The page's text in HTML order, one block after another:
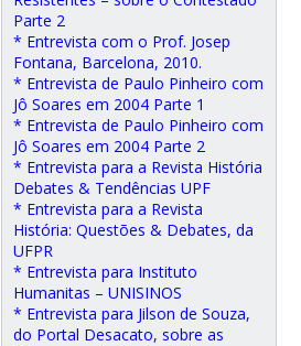
Parte 2
* Entrevista com o Prof. Josep
Fontana, Barcelona, 2010.
* Entrevista de Paulo Pinheiro com
Jô Soares em 2004 Parte 1
* Entrevista de Paulo Pinheiro com
Jô Soares em 2004 Parte 2
* Entrevista para a Revista História
Debates & Tendências UPF
* Entrevista para a Revista
História: Questões & Debates, da
UFPR
* Entrevista para Instituto
Humanitas – UNISINOS
* Entrevista para Jilson de Souza,
do Portal Desacato, sobre as